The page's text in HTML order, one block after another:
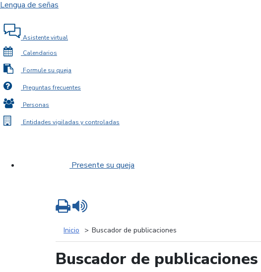
Lengua de señas
Asistente virtual
Calendarios
Formule su queja
Preguntas frecuentes
Personas
Entidades vigiladas y controladas
Presente su queja
Inicio Buscador de publicaciones
Buscador de publicaciones
Imprimir